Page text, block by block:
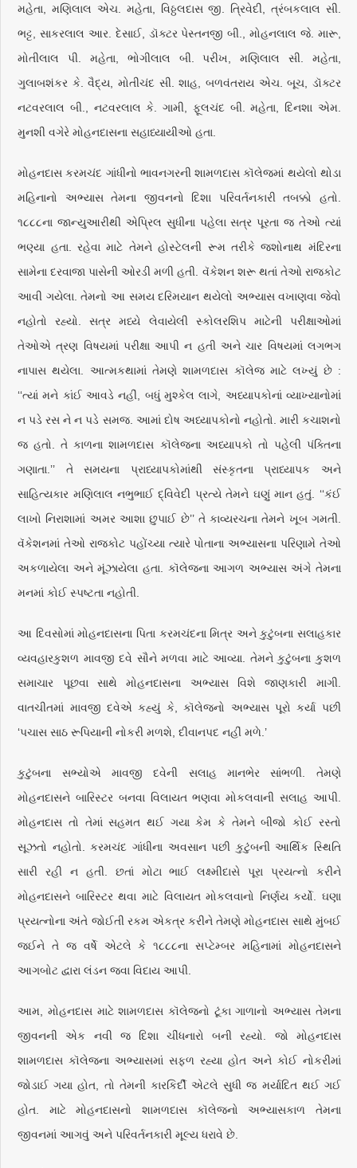
મહેતા, મણિલાલ એચ. મહેતા, વિઠ્ઠલદાસ જી. ત્રિવેદી, ત્રંબકલાલ સી.
ભટ્ટ, સાકરલાલ આર. દેસાઈ, ડૉક્ટર પેસ્તનજી બી., મોહનલાલ જે. મારૂ,
મોતીલાલ પી. મહેતા, ભોગીલાલ બી. પરીખ, મણિલાલ સી. મહેતા,
ગુલાબશંકર કે. વૈદ્ય, મોતીચંદ સી. શાહ, બળવંતરાય એચ. બૂચ, ડૉક્ટર
નટવરલાલ બી., નટવરલાલ કે. ગામી, ફૂલચંદ બી. મહેતા, દિનશા એમ.
મુનશી વગેરે મોહનદાસના સહાધ્યાયીઓ હતા.
મોહનદાસ કરમચંદ ગાંધીનો ભાવનગરની શામળદાસ કૉલેજમાં થયેલો થોડા
મહિનાનો અભ્યાસ તેમના જીવનનો દિશા પરિવર્તનકારી તબક્કો હતો.
૧૮૮૮ના જાન્યુઆરીથી એપ્રિલ સુધીના પહેલા સત્ર પૂરતા જ તેઓ ત્યાં
ભણ્યા હતા. રહેવા માટે તેમને હોસ્ટેલની રૂમ તરીકે જશોનાથ મંદિરના
સામેના દરવાજા પાસેની ઓરડી મળી હતી. વૅકેશન શરૂ થતાં તેઓ રાજકોટ
આવી ગયેલા. તેમનો આ સમય દરિમયાન થયેલો અભ્યાસ વખાણવા જેવો
નહોતો રહ્યો. સત્ર મધ્યે લેવાયેલી સ્કોલરશિપ માટેની પરીક્ષાઓમાં
તેઓએ ત્રણ વિષયમાં પરીક્ષા આપી ન હતી અને ચાર વિષયમાં લગભગ
નાપાસ થયેલા. આત્મકથામાં તેમણે શામળદાસ કૉલેજ માટે લખ્યું છે :
‘‘ત્યાં મને કાંઈ આવડે નહીં, બધું મુશ્કેલ લાગે, અધ્યાપકોનાં વ્યાખ્યાનોમાં
ન પડે રસ ને ન પડે સમજ. આમાં દોષ અધ્યાપકોનો નહોતો. મારી કચાશનો
જ હતો. તે કાળના શામળદાસ કૉલેજના અધ્યાપકો તો પહેલી પંક્તિના
ગણાતા.’’ તે સમયના પ્રાધ્યાપકોમાંથી સંસ્કૃતના પ્રાધ્યાપક અને
સાહિત્યકાર મણિલાલ નભુભાઈ દ્વિવેદી પ્રત્યે તેમને ઘણું માન હતું. ‘‘કંઈ
લાખો નિરાશામાં અમર આશા છુપાઈ છે’’ તે કાવ્યરચના તેમને ખૂબ ગમતી.
વૅકેશનમાં તેઓ રાજકોટ પહોંચ્યા ત્યારે પોતાના અભ્યાસના પરિણામે તેઓ
અકળાયેલા અને મૂંઝાયેલા હતા. કૉલેજના આગળ અભ્યાસ અંગે તેમના
મનમાં કોઈ સ્પષ્ટતા નહોતી.
આ દિવસોમાં મોહનદાસના પિતા કરમચંદના મિત્ર અને કુટુંબના સલાહકાર
વ્યવહારકુશળ માવજી દવે સૌને મળવા માટે આવ્યા. તેમને કુટુંબના કુશળ
સમાચાર પૂછવા સાથે મોહનદાસના અભ્યાસ વિશે જાણકારી માગી.
વાતચીતમાં માવજી દવેએ કહ્યું કે, કૉલેજનો અભ્યાસ પૂરો કર્યા પછી
‘પચાસ સાઠ રૂપિયાની નોકરી મળશે, દીવાનપદ નહીં મળે.’
કુટુંબના સભ્યોએ માવજી દવેની સલાહ માનભેર સાંભળી. તેમણે
મોહનદાસને બારિસ્ટર બનવા વિલાયત ભણવા મોકલવાની સલાહ આપી.
મોહનદાસ તો તેમાં સહમત થઈ ગયા કેમ કે તેમને બીજો કોઈ રસ્તો
સૂઝતો નહોતો. કરમચંદ ગાંધીના અવસાન પછી કુટુંબની આર્થિક સ્થિતિ
સારી રહી ન હતી. છતાં મોટા ભાઈ લક્ષ્મીદાસે પૂરા પ્રયત્નો કરીને
મોહનદાસને બારિસ્ટર થવા માટે વિલાયત મોકલવાનો નિર્ણય કર્યો. ઘણા
પ્રયત્નોના અંતે જોઈતી રકમ એકત્ર કરીને તેમણે મોહનદાસ સાથે મુંબઈ
જઈને તે જ વર્ષે એટલે કે ૧૮૮૮ના સપ્ટેમ્બર મહિનામાં મોહનદાસને
આગબોટ દ્વારા લંડન જવા વિદાય આપી.
આમ, મોહનદાસ માટે શામળદાસ કૉલેજનો ટૂંકા ગાળાનો અભ્યાસ તેમના
જીવનની એક નવી જ દિશા ચીંધનારો બની રહ્યો. જો મોહનદાસ
શામળદાસ કૉલેજના અભ્યાસમાં સફળ રહ્યા હોત અને કોઈ નોકરીમાં
જોડાઈ ગયા હોત, તો તેમની કારકિર્દી એટલે સુધી જ મર્યાદિત થઈ ગઈ
હોત. માટે મોહનદાસનો શામળદાસ કૉલેજનો અભ્યાસકાળ તેમના
જીવનમાં આગવું અને પરિવર્તનકારી મૂલ્ય ધરાવે છે.